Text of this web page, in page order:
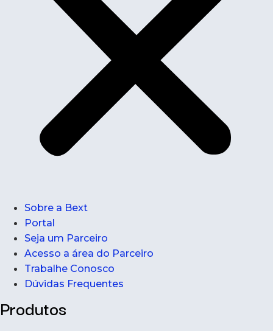
Sobre a Bext
Portal
Seja um Parceiro
Acesso a área do Parceiro
Trabalhe Conosco
Dúvidas Frequentes
Produtos